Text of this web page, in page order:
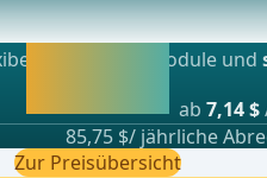
die Gefahr,
unsere Lernmodule und
ab 7,14 $
85,75 $/ jährliche
Zur Preisübersicht